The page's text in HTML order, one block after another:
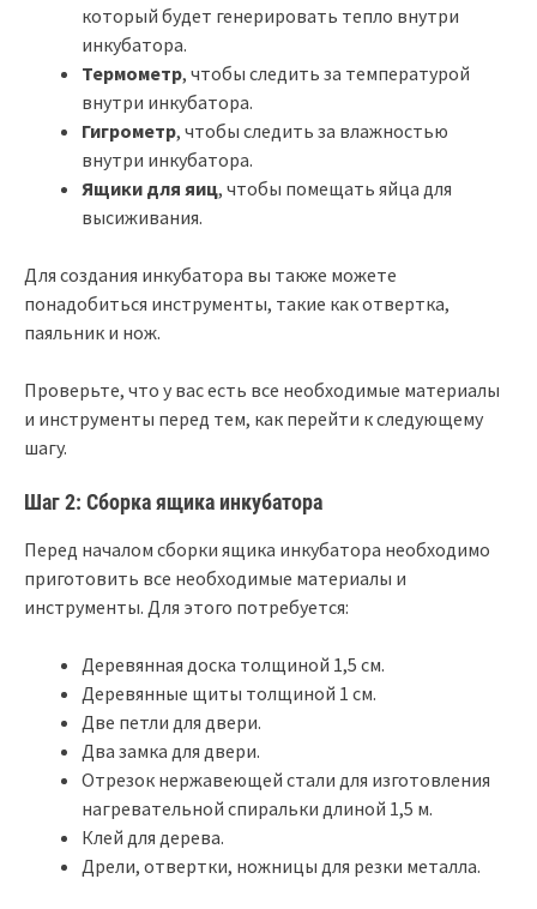
который будет генерировать тепло внутри
инкубатора.
Термометр, чтобы следить за температурой
внутри инкубатора.
Гигрометр, чтобы следить за влажностью
внутри инкубатора.
Ящики для яиц, чтобы помещать яйца для
высиживания.
Для создания инкубатора вы также можете
понадобиться инструменты, такие как отвертка,
паяльник и нож.
Проверьте, что у вас есть все необходимые материалы
и инструменты перед тем, как перейти к следующему
шагу.
Шаг 2: Сборка ящика инкубатора
Перед началом сборки ящика инкубатора необходимо
приготовить все необходимые материалы и
инструменты. Для этого потребуется:
Деревянная доска толщиной 1,5 см.
Деревянные щиты толщиной 1 см.
Две петли для двери.
Два замка для двери.
Отрезок нержавеющей стали для изготовления
нагревательной спиральки длиной 1,5 м.
Клей для дерева.
Дрели, отвертки, ножницы для резки металла.